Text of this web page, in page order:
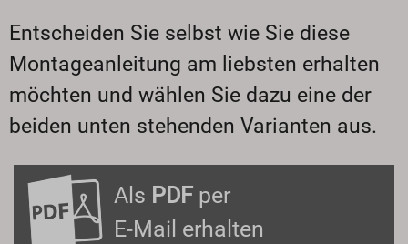
Entscheiden Sie selbst wie Sie diese
Montageanleitung am liebsten erhalten
möchten und wählen Sie dazu eine der
beiden unten stehenden Varianten aus.
Als PDF per
E-Mail erhalten